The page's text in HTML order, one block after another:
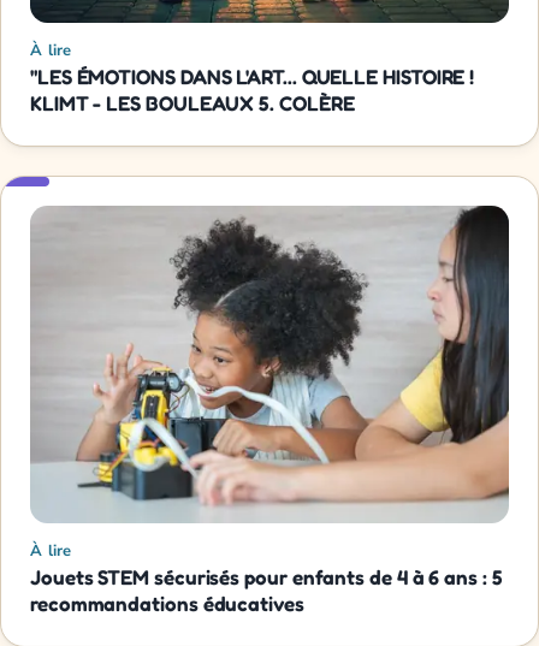
À lire
"LES ÉMOTIONS DANS L'ART... QUELLE HISTOIRE !
KLIMT - LES BOULEAUX 5. COLÈRE
À lire
Jouets STEM sécurisés pour enfants de 4 à 6 ans : 5
recommandations éducatives